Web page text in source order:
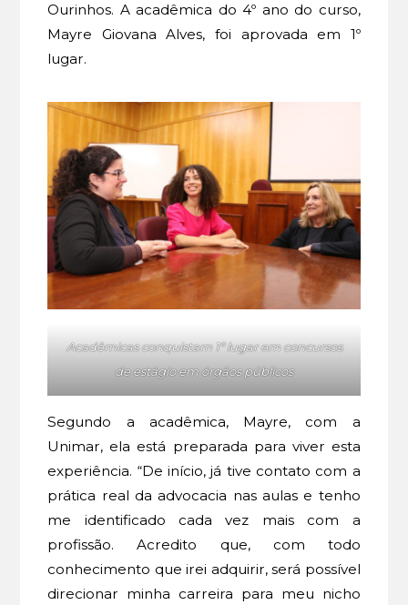
Ourinhos. A acadêmica do 4º ano do curso,
Mayre Giovana Alves, foi aprovada em 1º
lugar.
Acadêmicas conquistam 1º lugar em concursos
de estágio em órgãos públicos
Segundo a acadêmica, Mayre, com a
Unimar, ela está preparada para viver esta
experiência. “De início, já tive contato com a
prática real da advocacia nas aulas e tenho
me identificado cada vez mais com a
profissão. Acredito que, com todo
conhecimento que irei adquirir, será possível
direcionar minha carreira para meu nicho